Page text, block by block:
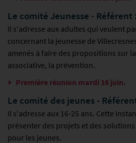
Le comité Jeunesse - Référent
Il s'adresse aux adultes qui veulent
concernant la jeunesse de
amenés à faire des propositions sur
associative, la prévention.
Première réunion mardi 16 juin.
Le comité des jeunes -
Il s'adresse aux 16-25 ans. Cette
présenter des projets et des
pour les jeunes.